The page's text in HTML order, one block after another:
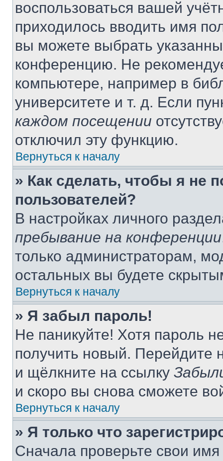
воспользоваться вашей
приходилось вводить имя
вы можете выбрать
конференцию. Не
компьютере, например в
университете и т. д. Если
каждом посещении
отключил эту функцию.
Вернуться к началу
» Как сделать, чтобы я не
пользователей?
В настройках личного
пребывание на конференции
только администраторам,
остальных вы будете
Вернуться к началу
» Я забыл пароль!
Не паникуйте! Хотя пароль
получить новый. Перейдите
и щёлкните на ссылку
и скоро вы снова сможете
Вернуться к началу
» Я только что
Сначала проверьте свои